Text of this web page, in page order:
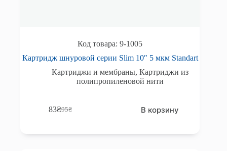
9-1005
Картридж шнуровой серии Slim 10″ 5 мкм Standart
Картриджи и мембраны,Картриджи из
полипропиленовой нити
95₴
Первоначальная
83₴Текущая
В корзину